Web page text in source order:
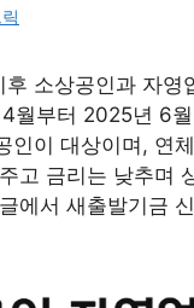
소상공인과 자
월부터 2025년 6
인이 대상이며, 연
고 금리는 낮추며
에서 새출발기금